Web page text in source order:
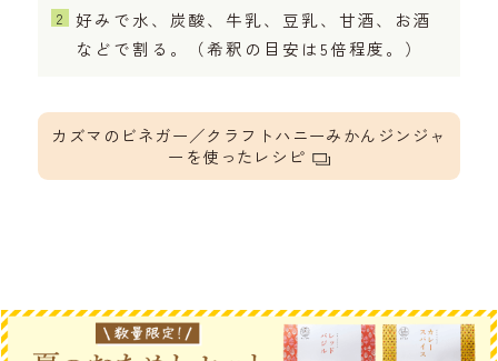
好みで水、炭酸、牛乳、豆乳、甘酒、お酒
などで割る。（希釈の目安は5倍程度。）
カズマのビネガー／クラフトハニーみかんジンジャ
ーを使ったレシピ